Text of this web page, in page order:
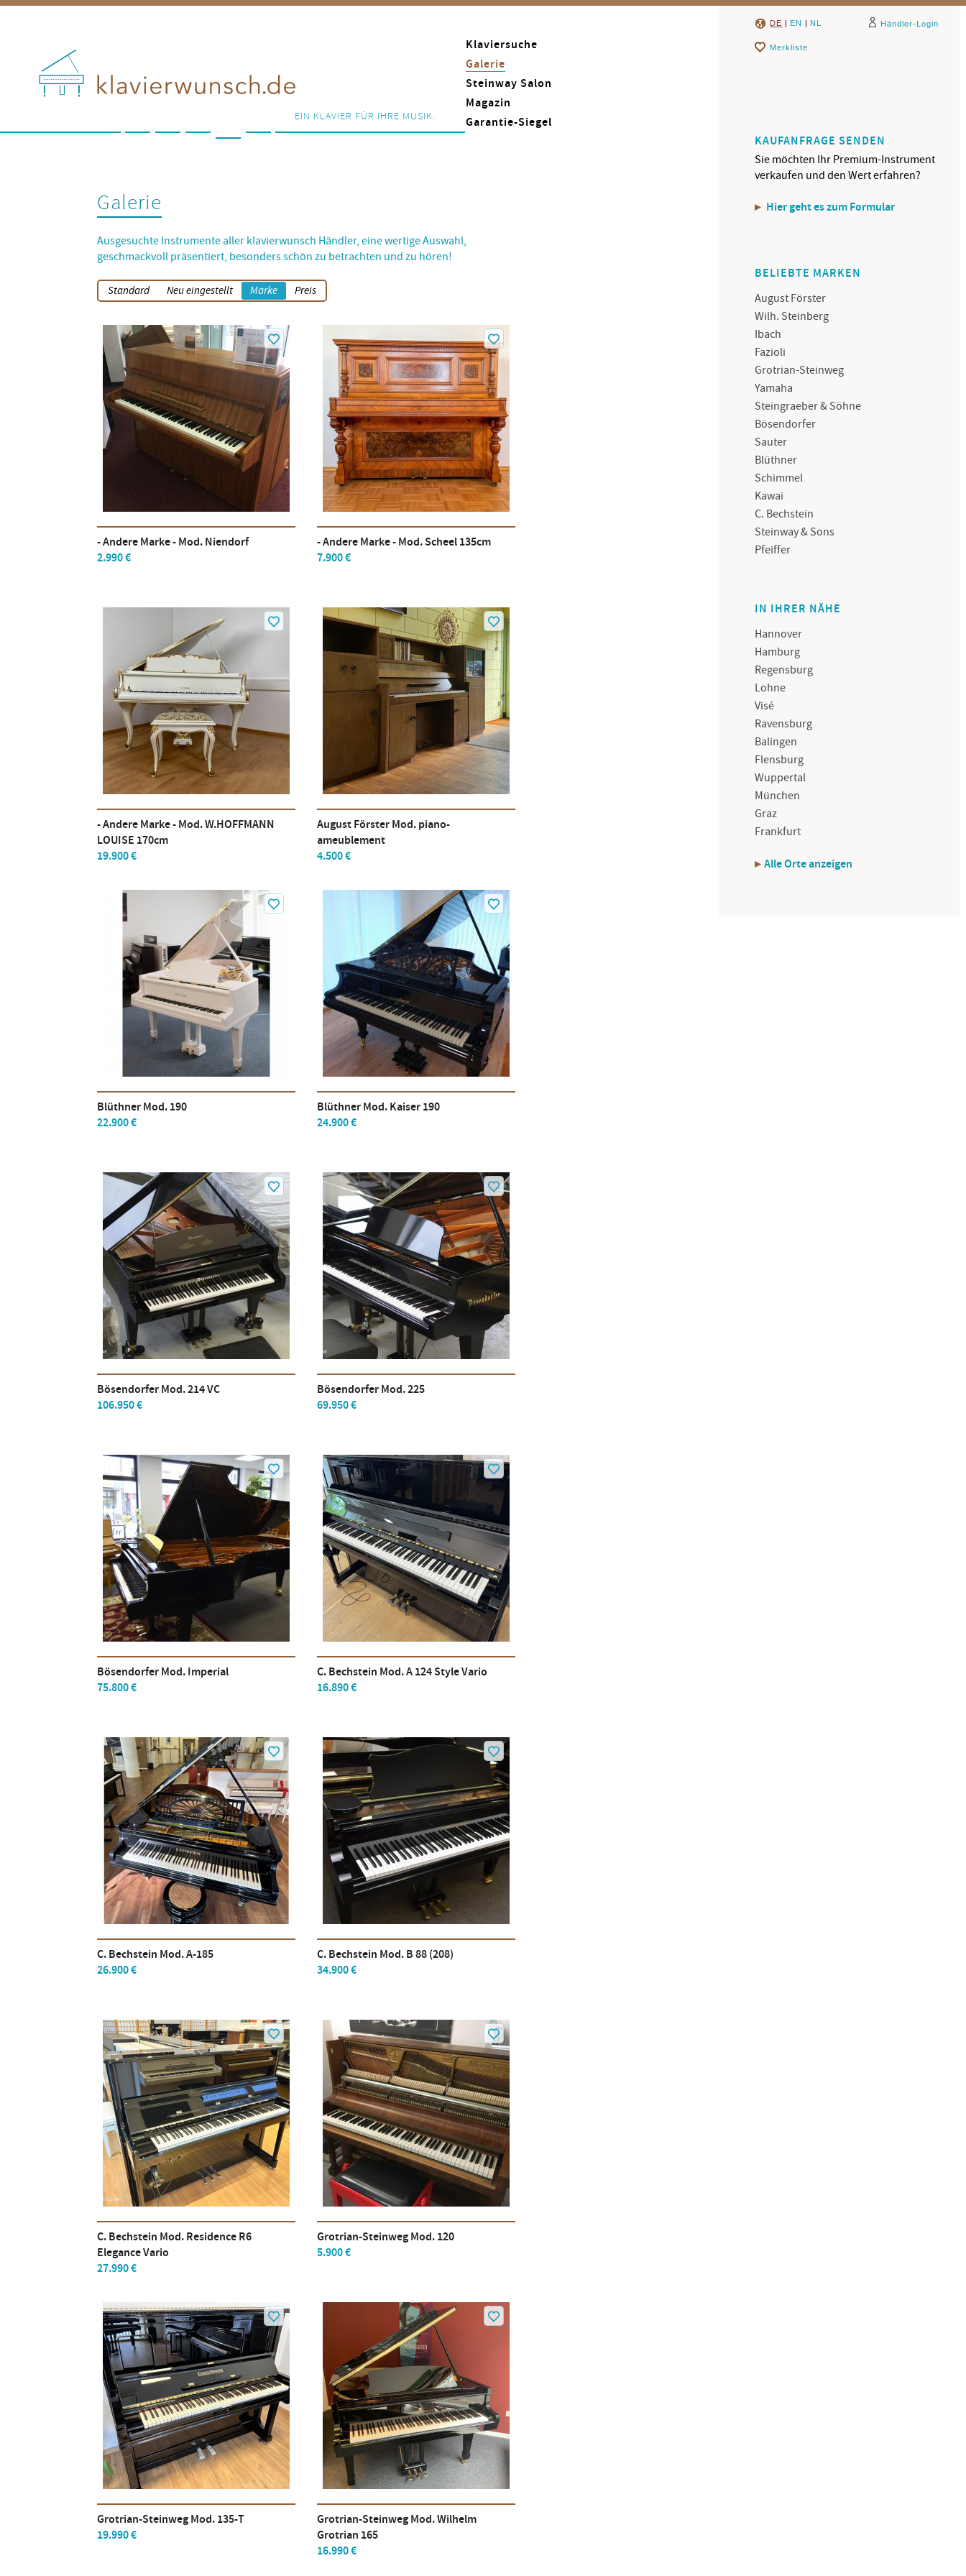
EIN KLAVIER FÜR IHRE MUSIK.
Klaviersuche
Galerie
Steinway Salon
Magazin
Garantie-Siegel
Galerie
Ausgesuchte Instrumente aller klavierwunsch Händler, eine wertige Auswahl,
geschmackvoll präsentiert, besonders schön zu betrachten und zu hören!
Standard Neu eingestellt Marke Preis
- Andere Marke - Mod. Niendorf
2.990 €
- Andere Marke - Mod. Scheel 135cm
7.900 €
- Andere Marke - Mod. W.HOFFMANN
LOUISE 170cm
19.900 €
August Förster Mod. piano-
ameublement
4.500 €
Blüthner Mod. 190
22.900 €
Blüthner Mod. Kaiser 190
24.900 €
Bösendorfer Mod. 214 VC
106.950 €
Bösendorfer Mod. 225
69.950 €
Bösendorfer Mod. Imperial
75.800 €
C. Bechstein Mod. A 124 Style Vario
16.890 €
C. Bechstein Mod. A-185
26.900 €
C. Bechstein Mod. B 88 (208)
34.900 €
C. Bechstein Mod. Residence R6
Elegance Vario
27.990 €
Grotrian-Steinweg Mod. 120
5.900 €
Grotrian-Steinweg Mod. 135-T
19.990 €
Grotrian-Steinweg Mod. Wilhelm
Grotrian 165
16.990 €
DE | EN | NL Händler-Login
Merkliste
KAUFANFRAGE SENDEN
Sie möchten Ihr Premium-Instrument
verkaufen und den Wert erfahren?
Hier geht es zum Formular
BELIEBTE MARKEN
August Förster
Wilh. Steinberg
Ibach
Fazioli
Grotrian-Steinweg
Yamaha
Steingraeber & Söhne
Bösendorfer
Sauter
Blüthner
Schimmel
Kawai
C. Bechstein
Steinway & Sons
Pfeiffer
IN IHRER NÄHE
Hannover
Hamburg
Regensburg
Lohne
Visé
Ravensburg
Balingen
Flensburg
Wuppertal
München
Graz
Frankfurt
Alle Orte anzeigen